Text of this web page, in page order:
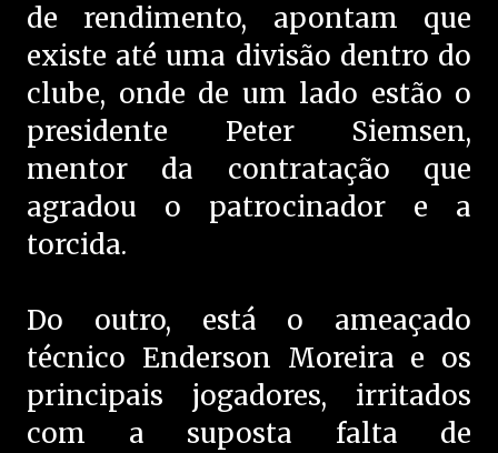
de rendimento, apontam que
existe até uma divisão dentro do
clube, onde de um lado estão o
presidente Peter Siemsen,
mentor da contratação que
agradou o patrocinador e a
torcida.
Do outro, está o ameaçado
técnico Enderson Moreira e os
principais jogadores, irritados
com a suposta falta de